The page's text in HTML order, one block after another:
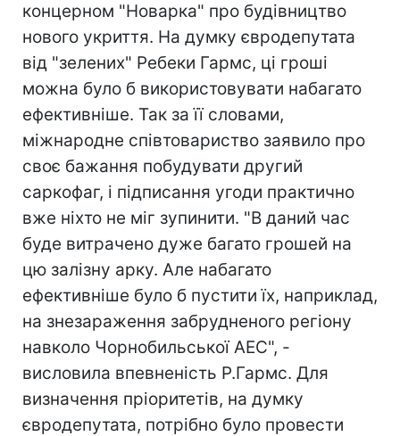
концерном "Новарка" про будівництво
нового укриття. На думку євродепутата
від "зелених" Ребеки Гармс, ці гроші
можна було б використовувати набагато
ефективніше. Так за її словами,
міжнародне співтовариство заявило про
своє бажання побудувати другий
саркофаг, і підписання угоди практично
вже ніхто не міг зупинити. "В даний час
буде витрачено дуже багато грошей на
цю залізну арку. Але набагато
ефективніше було б пустити їх, наприклад,
на знезараження забрудненого регіону
навколо Чорнобильської АЕС", -
висловила впевненість Р.Гармс. Для
визначення пріоритетів, на думку
євродепутата, потрібно було провести